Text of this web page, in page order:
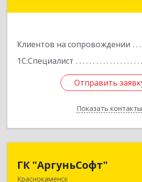
Клиентов на сопровождении
1С:Специалист
Отправить
Показать контакты
Отправить
Назад
ГК "АргуньСофт"
Краснокаменск